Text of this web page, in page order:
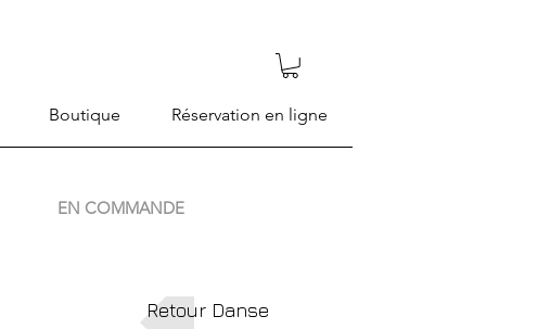
Boutique Réservation en ligne
EN COMMANDE
Retour Danse